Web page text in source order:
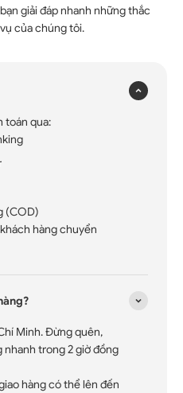
giải đáp nhanh những thắc
của chúng tôi.
toán qua:
(COD)
hàng chuyển
Minh. Đừng quên,
nhanh trong 2 giờ đồng
hàng có thể lên đến